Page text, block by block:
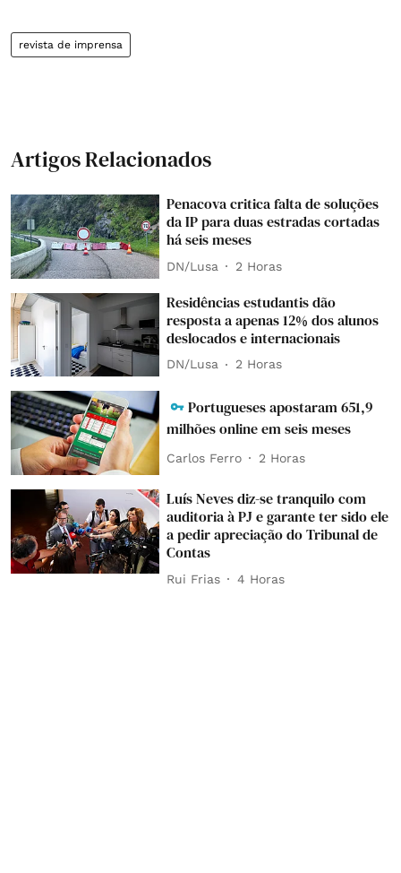
revista de imprensa
Artigos Relacionados
Penacova critica falta de soluções
da IP para duas estradas cortadas
há seis meses
DN/Lusa 2 Horas
Residências estudantis dão
resposta a apenas 12% dos alunos
deslocados e internacionais
DN/Lusa 2 Horas
Portugueses apostaram 651,9
milhões online em seis meses
Carlos Ferro 2 Horas
Luís Neves diz-se tranquilo com
auditoria à PJ e garante ter sido ele
a pedir apreciação do Tribunal de
Contas
Rui Frias 4 Horas